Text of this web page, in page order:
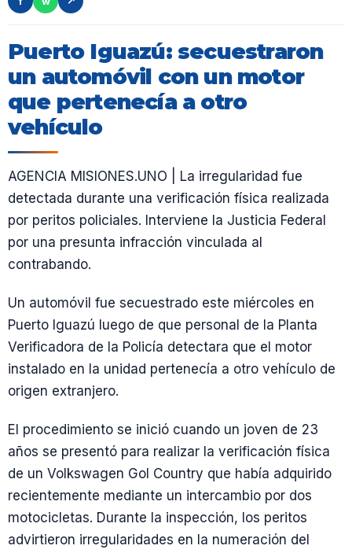
Puerto Iguazú: secuestraron
un automóvil con un motor
que pertenecía a otro
vehículo
AGENCIA MISIONES.UNO | La irregularidad fue
detectada durante una verificación física realizada
por peritos policiales. Interviene la Justicia Federal
por una presunta infracción vinculada al
contrabando.
Un automóvil fue secuestrado este miércoles en
Puerto Iguazú luego de que personal de la Planta
Verificadora de la Policía detectara que el motor
instalado en la unidad pertenecía a otro vehículo de
origen extranjero.
El procedimiento se inició cuando un joven de 23
años se presentó para realizar la verificación física
de un Volkswagen Gol Country que había adquirido
recientemente mediante un intercambio por dos
motocicletas. Durante la inspección, los peritos
advirtieron irregularidades en la numeración del